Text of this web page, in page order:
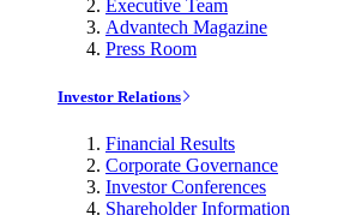
Executive Team
Advantech Magazine
Press Room
Investor Relations
Financial Results
Corporate Governance
Investor Conferences
Shareholder Information